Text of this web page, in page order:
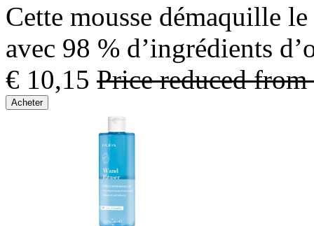
Cette mousse démaquille
avec 98 % d’ingrédients
€ 10,15 Price reduced from
Acheter